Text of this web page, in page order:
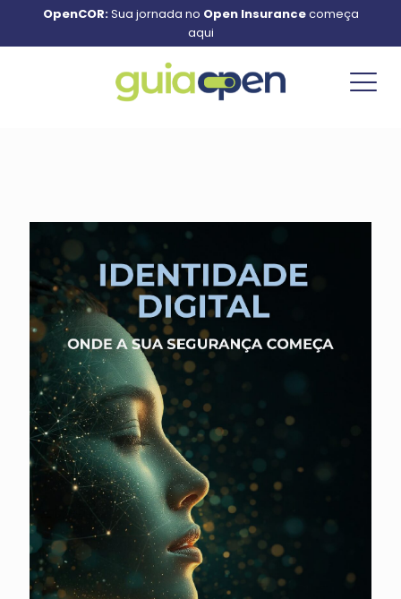
OpenCOR:Sua jornada no Open Insurancecomeça
aqui